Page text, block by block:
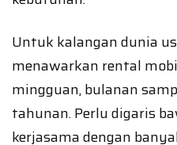
Untuk kalangan dunia
menawarkan rental
mingguan, bulanan
tahunan. Perlu digaris
kerjasama dengan